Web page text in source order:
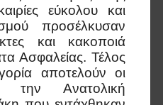
εύκολου και
προσέλκυσαν
και κακοποιά
Ασφαλείας. Τέλος
αποτελούν οι
την Ανατολική